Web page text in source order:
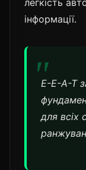
інформації.
E-E-A-T
для всіх